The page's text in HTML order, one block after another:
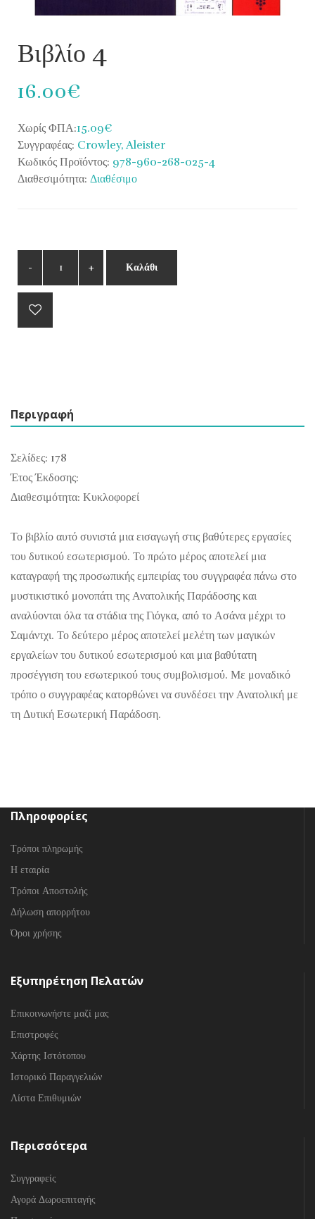
Βιβλίο 4
16.00€
Χωρίς ΦΠΑ:15.09€
Συγγραφέας: Crowley, Aleister
Κωδικός Προϊόντος: 978-960-268-025-4
Διαθεσιμότητα: Διαθέσιμο
Καλάθι
Περιγραφή
Σελίδες: 178
Έτος Έκδοσης:
Διαθεσιμότητα: Κυκλοφορεί
Το βιβλίο αυτό συνιστά μια εισαγωγή στις βαθύτερες εργασίες
του δυτικού εσωτερισμού. Το πρώτο μέρος αποτελεί μια
καταγραφή της προσωπικής εμπειρίας του συγγραφέα πάνω στο
μυστικιστικό μονοπάτι της Ανατολικής Παράδοσης και
αναλύονται όλα τα στάδια της Γιόγκα, από το Ασάνα μέχρι το
Σαμάντχι. Το δεύτερο μέρος αποτελεί μελέτη των μαγικών
εργαλείων του δυτικού εσωτερισμού και μια βαθύτατη
προσέγγιση του εσωτερικού τους συμβολισμού. Με μοναδικό
τρόπο ο συγγραφέας κατορθώνει να συνδέσει την Ανατολική με
τη Δυτική Εσωτερική Παράδοση.
Πληροφορίες
Τρόποι πληρωμής
Η εταιρία
Τρόποι Αποστολής
Δήλωση απορρήτου
Όροι χρήσης
Εξυπηρέτηση Πελατών
Επικοινωνήστε μαζί μας
Επιστροφές
Χάρτης Ιστότοπου
Ιστορικό Παραγγελιών
Λίστα Επιθυμιών
Περισσότερα
Συγγραφείς
Αγορά Δωροεπιταγής